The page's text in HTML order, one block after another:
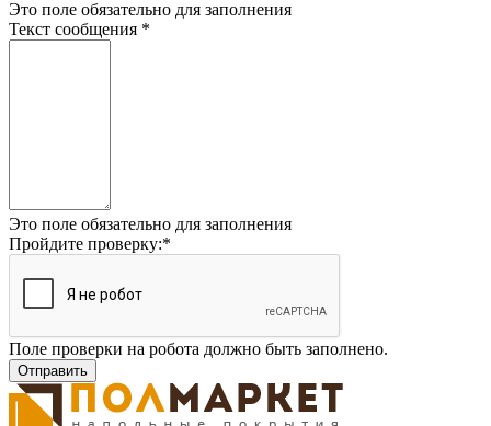
Это поле обязательно для заполнения
Текст сообщения *
Это поле обязательно для заполнения
Пройдите проверку:*
Поле проверки на робота должно быть заполнено.